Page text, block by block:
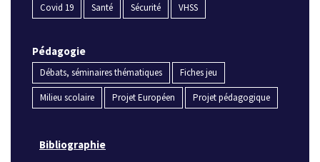
Covid 19 Santé Sécurité VHSS
Pédagogie
Débats, séminaires thématiques Fiches jeu
Milieu scolaire Projet Européen Projet pédagogique
Bibliographie